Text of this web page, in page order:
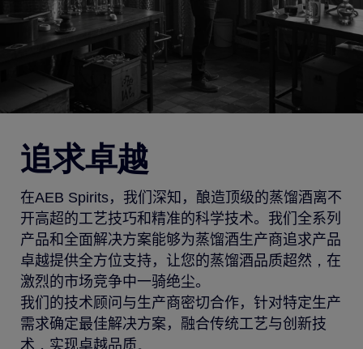
追求卓越
在AEB Spirits，我们深知， 酿造顶级的蒸馏酒离不
开高超的工艺技巧和精准的科学技术。 我们全系列
产品和全面解决方案能够为蒸馏酒生产商追求产品
卓越提供全方位支持， 让您的蒸馏酒品质超然 ， 在
激烈的市场竞争中一骑绝尘。
我们的技术顾问与生产商密切合作， 针对特定生产
需求确定最佳解决方案， 融合传统工艺与创新技
术 ， 实现卓越品质。